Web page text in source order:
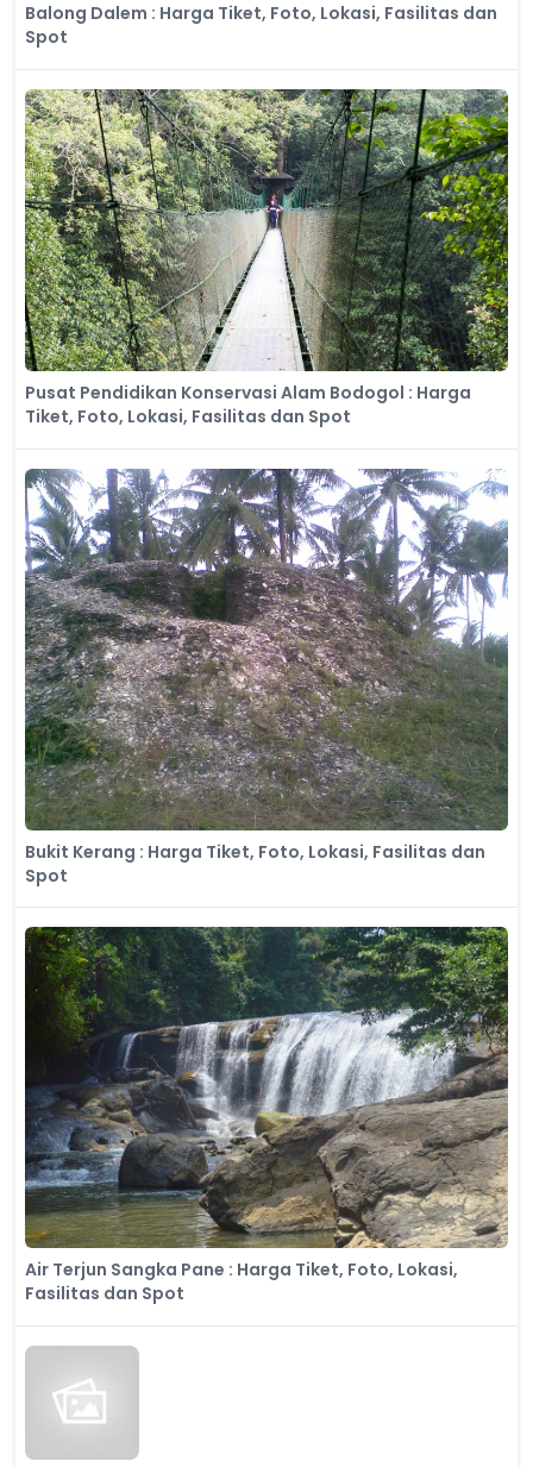
Balong Dalem : Harga Tiket, Foto, Lokasi, Fasilitas dan
Spot
Pusat Pendidikan Konservasi Alam Bodogol : Harga
Tiket, Foto, Lokasi, Fasilitas dan Spot
Bukit Kerang : Harga Tiket, Foto, Lokasi, Fasilitas dan
Spot
Air Terjun Sangka Pane : Harga Tiket, Foto, Lokasi,
Fasilitas dan Spot